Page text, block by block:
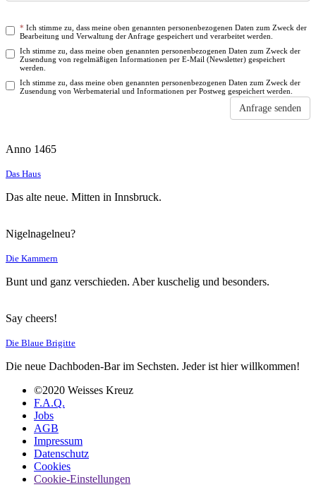
* Ich stimme zu, dass meine oben genannten personenbezogenen Daten zum Zweck der
Bearbeitung und Verwaltung der Anfrage gespeichert und verarbeitet werden.
Ich stimme zu, dass meine oben genannten personenbezogenen Daten zum Zweck der
Zusendung von regelmäßigen Informationen per E-Mail (Newsletter) gespeichert
werden.
Ich stimme zu, dass meine oben genannten personenbezogenen Daten zum Zweck der
Zusendung von Werbematerial und Informationen per Postweg gespeichert werden.
Anfrage senden
Anno 1465
Das Haus
Das alte neue. Mitten in Innsbruck.
Nigelnagelneu?
Die Kammern
Bunt und ganz verschieden. Aber kuschelig und besonders.
Say cheers!
Die Blaue Brigitte
Die neue Dachboden-Bar im Sechsten. Jeder ist hier willkommen!
©2020 Weisses Kreuz
F.A.Q.
Jobs
AGB
Impressum
Datenschutz
Cookies
Cookie-Einstellungen